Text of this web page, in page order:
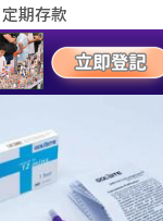
定期存款